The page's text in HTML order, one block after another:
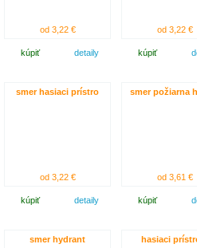
od 3,22 €
kúpiť detaily
od 3,22 €
kúpiť
smer hasiaci prístro
od 3,22 €
kúpiť detaily
smer požiarna
od 3,61 €
kúpiť
smer hydrant hasiaci